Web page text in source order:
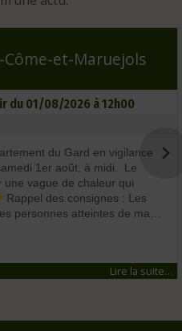
et-Maruejols
du 01/08/2026 à 12h00
du Gard en vigilance
1er août, à midi. Le
vague de chaleur qui
Rappel des consignes : Les
personnes atteintes de ma…
Lire la suite…